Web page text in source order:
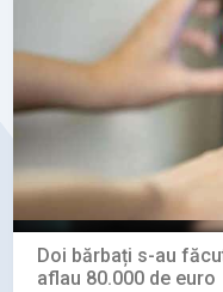
Doi bărbați s-au
aflau 80.000 de euro